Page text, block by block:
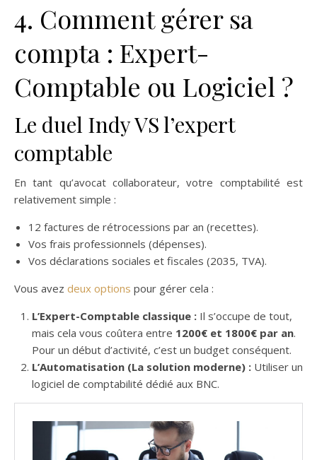
4. Comment gérer sa
compta : Expert-
Comptable ou Logiciel ?
Le duel Indy VS l’expert
comptable
En tant qu’avocat collaborateur, votre comptabilité est
relativement simple :
12 factures de rétrocessions par an (recettes).
Vos frais professionnels (dépenses).
Vos déclarations sociales et fiscales (2035, TVA).
Vous avez deux options pour gérer cela :
L’Expert-Comptable classique : Il s’occupe de tout,
mais cela vous coûtera entre 1200€ et 1800€ par an.
Pour un début d’activité, c’est un budget conséquent.
L’Automatisation (La solution moderne) : Utiliser un
logiciel de comptabilité dédié aux BNC.